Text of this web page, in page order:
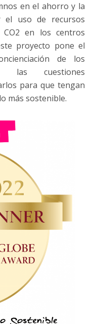
en el ahorro y la
el uso de recursos
en los centros
proyecto pone el
de los
las cuestiones
para que tengan
más sostenible.